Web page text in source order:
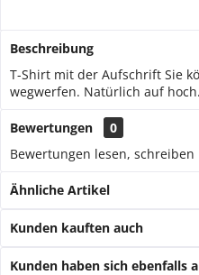
Beschreibung
T-Shirt mit der Aufschrift Sie
wegwerfen. Natürlich auf
Bewertungen
0
Bewertungen lesen,
Ähnliche Artikel
Kunden kauften auch
Kunden haben sich ebenfalls